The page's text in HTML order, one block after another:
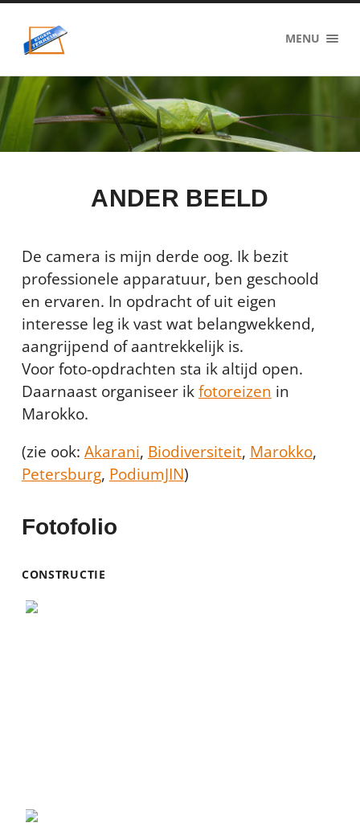
eigenzinnig
terrein
MENU
ANDER BEELD
De camera is mijn derde oog. Ik bezit
professionele apparatuur, ben geschoold
en ervaren. In opdracht of uit eigen
interesse leg ik vast wat belangwekkend,
aangrijpend of aantrekkelijk is.
Voor foto-opdrachten sta ik altijd open.
Daarnaast organiseer ik fotoreizen in
Marokko.
(zie ook: Akarani, Biodiversiteit, Marokko,
Petersburg, PodiumJIN)
Fotofolio
CONSTRUCTIE